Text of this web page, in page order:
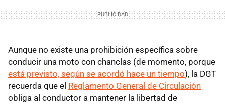
Aunque no existe una prohibición específica sobre
conducir una moto con chanclas (de momento, porque
está previsto, según se acordó hace un tiempo), la DGT
recuerda que el Reglamento General de Circulación
obliga al conductor a mantener la libertad de